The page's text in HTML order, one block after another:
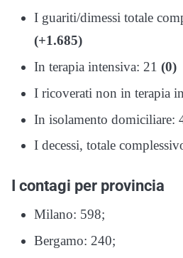
I guariti/dimessi totale
(+1.685)
In terapia intensiva: 21 (0)
I ricoverati non in terapia
In isolamento domiciliare:
I decessi, totale
I contagi per provincia
Milano: 598;
Bergamo: 240;